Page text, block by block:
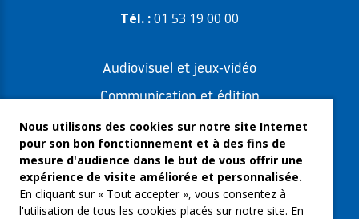
Tél. :01 53 19 00 00
Audiovisuel et jeux-vidéo
Communication et édition
Freelances et artistes-auteurs
Musique et spectacles
Qui sommes-nous ?
Groupe Emargence
Nous utilisons des cookies sur notre site Internet
pour son bon fonctionnement et à des fins de
mesure d'audience dans le but de vous offrir une
expérience de visite améliorée et personnalisée.
En cliquant sur « Tout accepter », vous consentez à
l'utilisation de tous les cookies placés sur notre site. En